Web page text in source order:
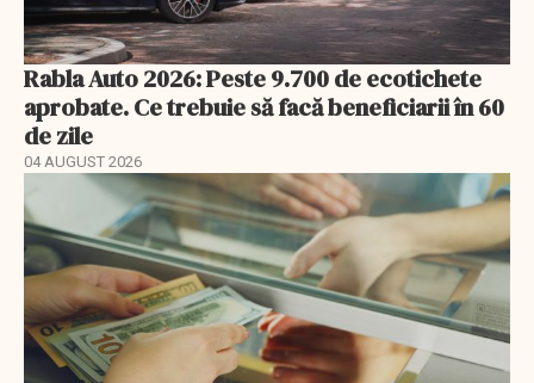
Rabla Auto 2026: Peste 9.700 de ecotichete
aprobate. Ce trebuie să facă beneficiarii în 60
de zile
04 AUGUST 2026